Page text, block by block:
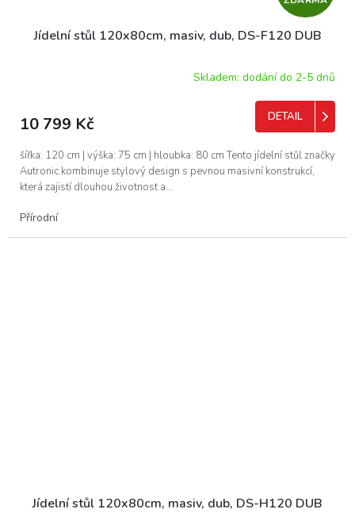
D
R
M
A
Jídelní stůl 120x80cm, masiv, dub, DS-F120 DUB
Skladem: dodání do 2-5 dnů
10 799 Kč DETAIL
šířka: 120 cm | výška: 75 cm | hloubka: 80 cm Tento jídelní stůl značky
Autronic kombinuje stylový design s pevnou masivní konstrukcí,
která zajistí dlouhou životnost a...
Přírodní
Jídelní stůl 120x80cm, masiv, dub, DS-H120 DUB